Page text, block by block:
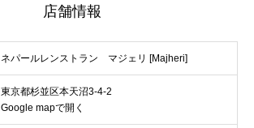
店舗情報
ネパールレンストラン マジェリ [Majheri]
東京都杉並区本天沼3-4-2
Google mapで開く